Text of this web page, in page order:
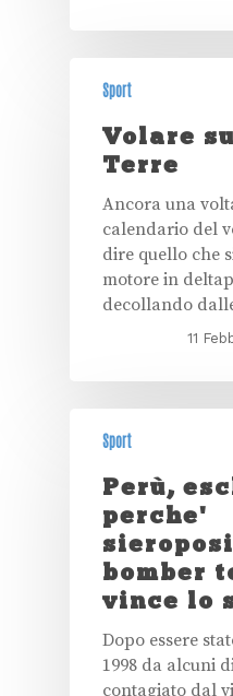
Sport
Volare
Terre
Ancora una
calendario del
dire quello che
motore in
decollando
11
Sport
Perù,
perche'
bomber
vince lo
Dopo essere
1998 da alcuni
contagiato dal